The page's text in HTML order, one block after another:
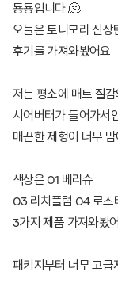
둉둉입니다 🫠
오늘은 토니모리 신상
후기를 가져와봤어요
저는 평소에 매트 질감
시어버터가 들어가서
매끈한 제형이 너무
색상은 01 베리슈
03 리치플럼 04 로즈
3가지 제품 가져와봤
패키지부터 너무 고급